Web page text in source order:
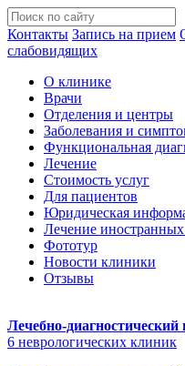
Контакты Запись на прием
слабовидящих
О клинике
Врачи
Отделения и центры
Заболевания и
Функциональная
Лечение
Стоимость услуг
Для пациентов
Юридическая
Лечение
Фототур
Новости клиники
Отзывы
Лечебно-диагностический
6 неврологических клиник